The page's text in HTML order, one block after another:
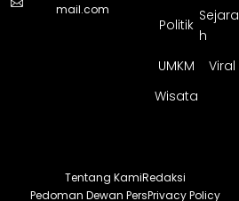
mail.com
Politik
Sejara
h
UMKM
Viral
Wisata
Tentang KamiRedaksi
Pedoman Dewan PersPrivacy Policy